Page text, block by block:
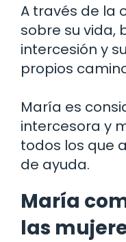
A través de la
sobre su vida,
intercesión y
propios
María es
intercesora y
todos los que
de ayuda.
María
las